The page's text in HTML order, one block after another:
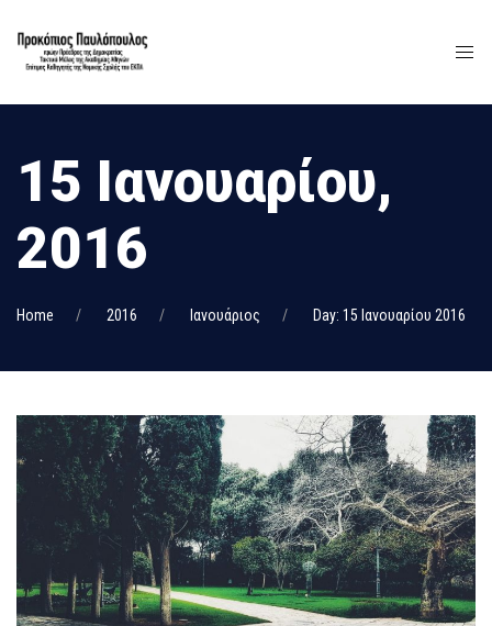
15 Ιανουαρίου,
2016
Home 2016 Ιανουάριος Day: 15 Ιανουαρίου 2016